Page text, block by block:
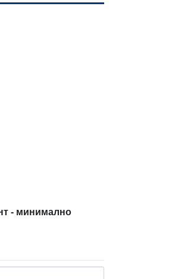
- минимално